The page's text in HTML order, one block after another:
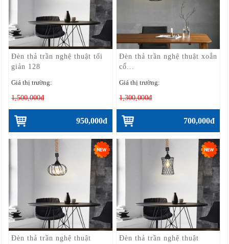
Đèn thả trần nghệ thuật tối
giản 128
Giá thị trường:
1,500,000đ
950,000đ
Đèn thả trần nghệ thuật xoắn
cổ...
Giá thị trường:
1,300,000đ
700,000đ
Đèn thả trần nghệ thuật
Đèn thả trần nghệ thuật